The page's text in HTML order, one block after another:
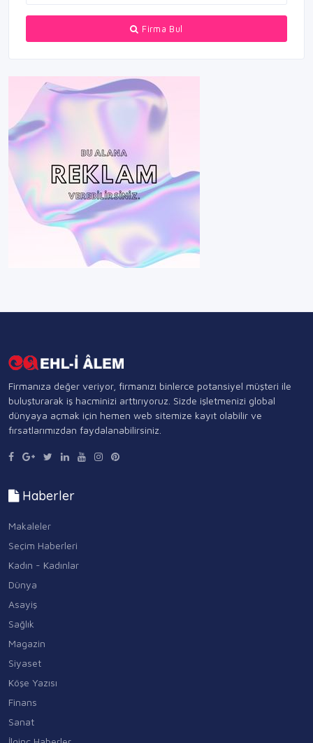
Firma Bul
Firmanıza değer veriyor, firmanızı binlerce potansiyel müşteri ile
buluşturarak iş hacminizi arttırıyoruz. Sizde işletmenizi global
dünyaya açmak için hemen web sitemize kayıt olabilir ve
fırsatlarımızdan faydalanabilirsiniz.
Haberler
Makaleler
Seçim Haberleri
Kadın - Kadınlar
Dünya
Asayiş
Sağlık
Magazin
Siyaset
Köşe Yazısı
Finans
Sanat